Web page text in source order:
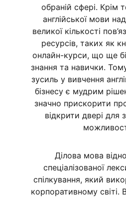
обраній сфері. Крім
англійської мови
великої кількості
ресурсів, таких як
онлайн-курси, що ще
знання та навички.
зусиль у вивчення
бізнесу є мудрим
значно прискорити
відкрити двері для
Ділова мова
спеціалізованої
спілкування, який
корпоративному світі.